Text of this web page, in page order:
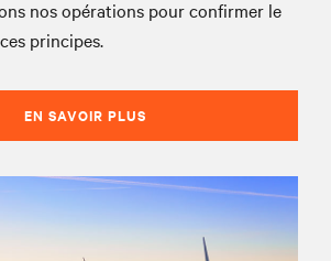
nos opérations pour confirmer le
principes.
EN SAVOIR PLUS